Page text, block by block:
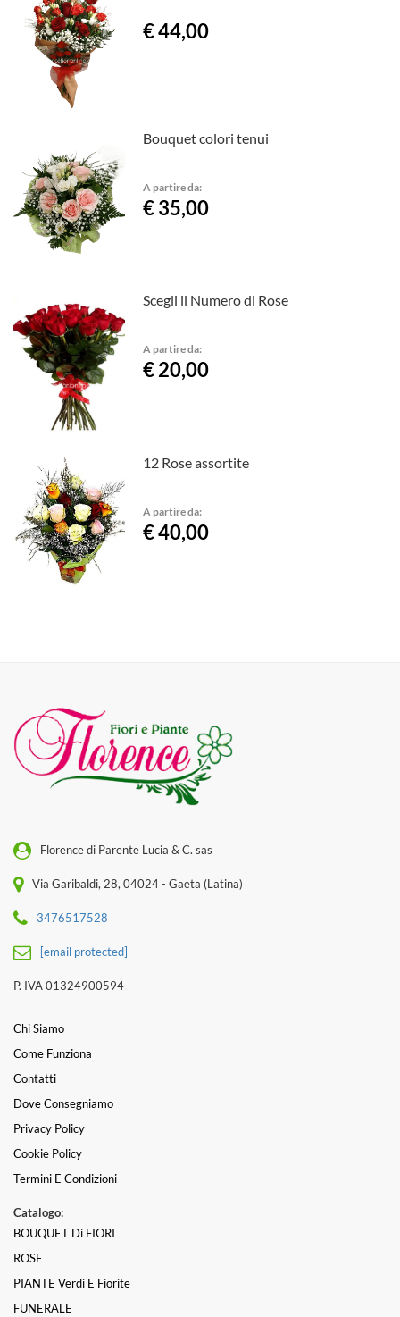
€ 44,00
Bouquet colori tenui
A partire da:
€ 35,00
Scegli il Numero di Rose
A partire da:
€ 20,00
12 Rose assortite
A partire da:
€ 40,00
Florence di Parente Lucia & C. sas
Via Garibaldi, 28, 04024 - Gaeta (Latina)
3476517528
[email protected]
P. IVA 01324900594
Chi Siamo
Come Funziona
Contatti
Dove Consegniamo
Privacy Policy
Cookie Policy
Termini E Condizioni
Catalogo:
BOUQUET Di FIORI
ROSE
PIANTE Verdi E Fiorite
FUNERALE